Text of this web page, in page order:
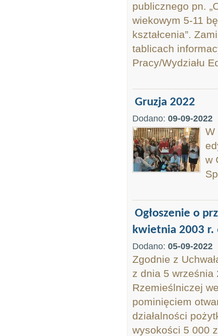
publicznego pn.
wiekowym 5-11
kształcenia”.
tablicach
Pracy/Wydziału
Gruzja 2022
Dodano: 09-09-2022
W
w
Ogłoszenie o
kwietnia 2003 r.
Dodano: 05-09-2022
Zgodnie z
z dnia 5 września
Rzemieślniczej
pominięciem
działalności
wysokości 5 000